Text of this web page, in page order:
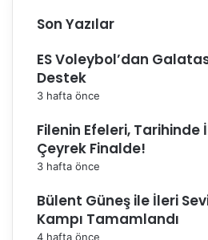
Son Yazılar
ES Voleybol’dan
Destek
3 hafta önce
Filenin Efeleri, Tarihinde
Çeyrek Finalde!
3 hafta önce
Bülent Güneş ile İleri
Kampı Tamamlandı
4 hafta önce